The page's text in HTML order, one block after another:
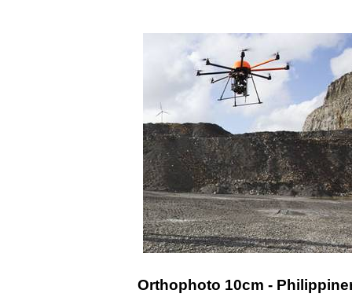
Orthophoto 10cm -